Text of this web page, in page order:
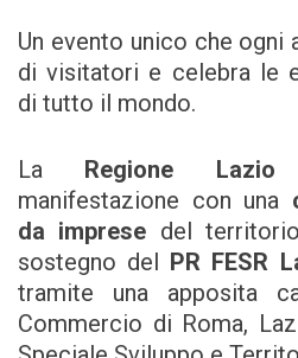
Un evento unico che ogni
di visitatori e celebra le
di tutto il mondo.
La Regione Lazio
manifestazione con una
da imprese del
sostegno del PR FESR
tramite una apposita
Commercio di Roma,